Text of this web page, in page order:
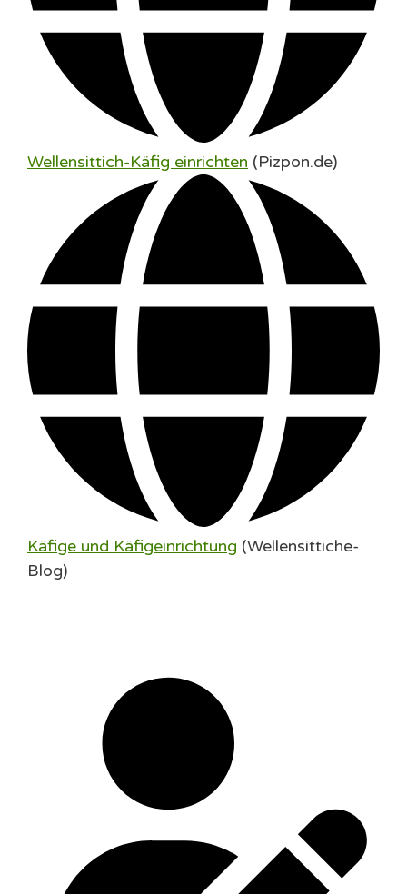
Wellensittich-Käfig einrichten (Pizpon.de)
Käfige und Käfigeinrichtung (Wellensittiche-
Blog)